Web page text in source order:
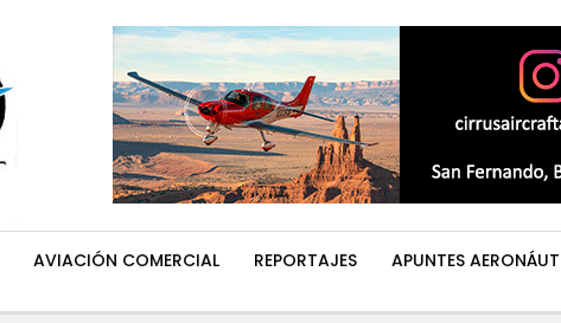
AVIACIÓN COMERCIAL REPORTAJES APUNTES